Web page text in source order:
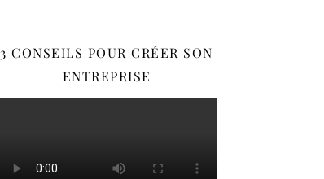
3 CONSEILS POUR CRÉER SON
ENTREPRISE